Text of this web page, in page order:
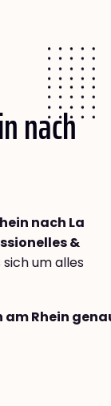
nach
nach La
&
sich um alles
Rhein